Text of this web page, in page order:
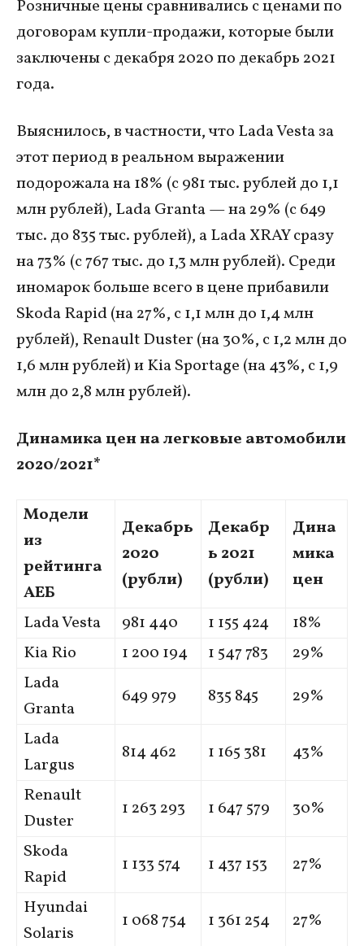
Розничные цены сравнивались с ценами по
договорам купли-продажи, которые были
заключены с декабря 2020 по декабрь 2021
года.
Выяснилось, в частности, что Lada Vesta за
этот период в реальном выражении
подорожала на 18% (с 981 тыс. рублей до 1,1
млн рублей), Lada Granta — на 29% (с 649
тыс. до 835 тыс. рублей), а Lada XRAY сразу
на 73% (с 767 тыс. до 1,3 млн рублей). Среди
иномарок больше всего в цене прибавили
Skoda Rapid (на 27%, с 1,1 млн до 1,4 млн
рублей), Renault Duster (на 30%, с 1,2 млн до
1,6 млн рублей) и Kia Sportage (на 43%, с 1,9
млн до 2,8 млн рублей).
Динамика цен на легковые автомобили
2020/2021*
Модели
из
рейтинга
АЕБ
Декабрь
2020
(рубли)
Декабр
ь 2021
(рубли)
Дина
мика
цен
Lada Vesta
981 440 1 155 424
18%
Kia Rio
1 200 194 1 547 783
29%
Lada
Granta
649 979 835 845
29%
Lada
Largus
814 462 1 165 381
43%
Renault
Duster
1 263 293 1 647 579
30%
Skoda
Rapid
1 133 574 1 437 153
27%
Hyundai
Solaris
1 068 754 1 361 254
27%